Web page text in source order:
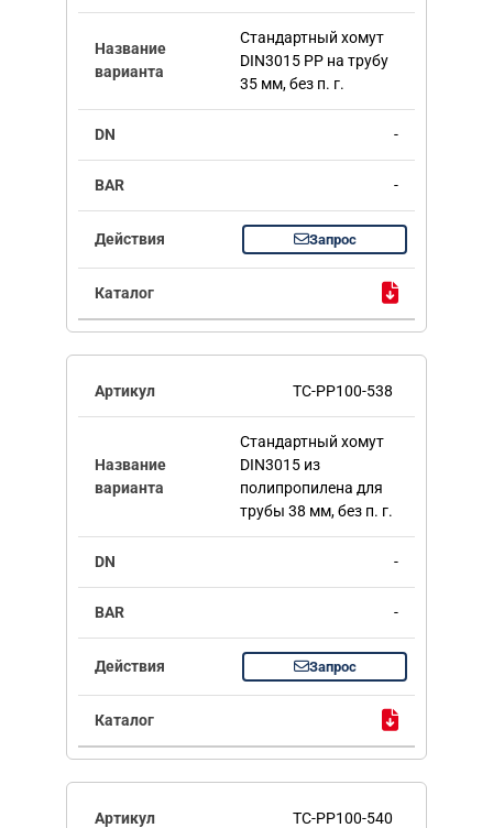
Стандартный хомут
DIN3015 PP на трубу
35 мм, без п. г.
-
-
Запрос
TC-PP100-538
Стандартный хомут
DIN3015 из
полипропилена для
трубы 38 мм, без п. г.
-
-
Запрос
TC-PP100-540